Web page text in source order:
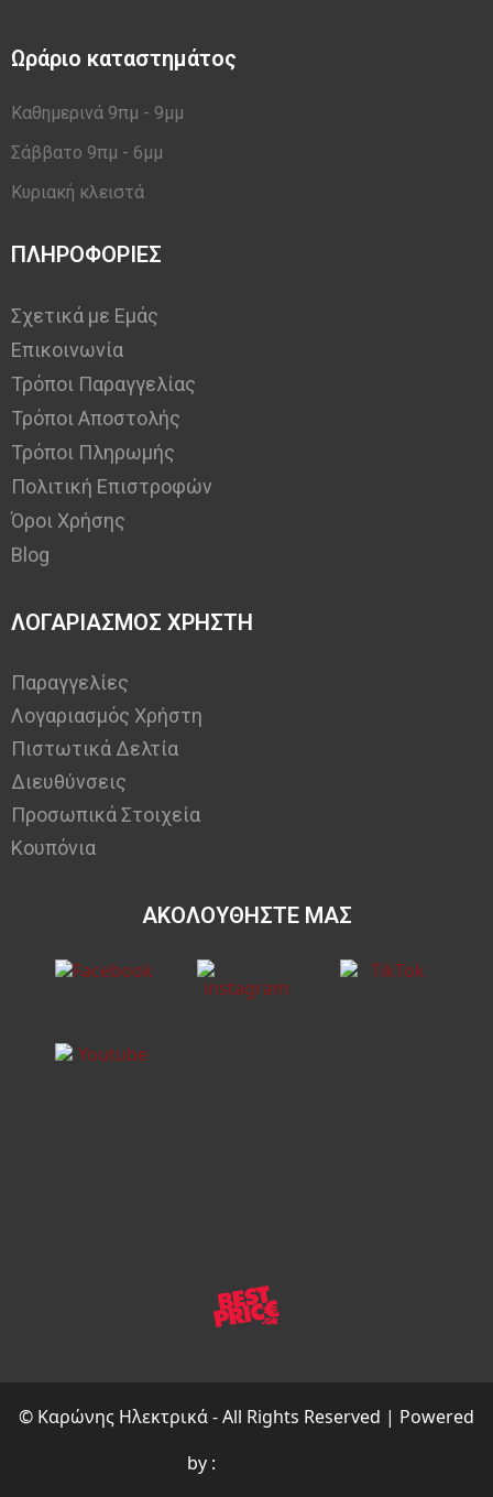
Ωράριο καταστημάτος
Καθημερινά 9πμ - 9μμ
Σάββατο 9πμ - 6μμ
Κυριακή κλειστά
ΠΛΗΡΟΦΟΡΙΕΣ
Σχετικά με Εμάς
Επικοινωνία
Τρόποι Παραγγελίας
Τρόποι Αποστολής
Τρόποι Πληρωμής
Πολιτική Επιστροφών
Όροι Χρήσης
Blog
ΛΟΓΑΡΙΑΣΜΟΣ ΧΡΗΣΤΗ
Παραγγελίες
Λογαριασμός Χρήστη
Πιστωτικά Δελτία
Διευθύνσεις
Προσωπικά Στοιχεία
Κουπόνια
ΑΚΟΛΟΥΘΗΣΤΕ ΜΑΣ
© Καρώνης Ηλεκτρικά- All Rights Reserved | Powered
by :